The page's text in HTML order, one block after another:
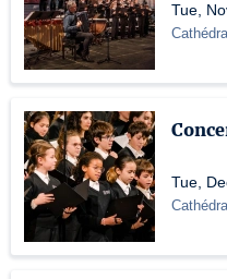
Tue,
Tue,